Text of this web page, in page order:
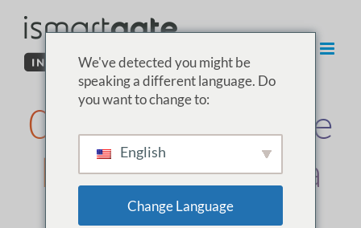
content
02. Installation de
l'EIG PRO/Lite à
We've detected you might be
speaking a different language. Do
you want to change to:
English
Change Language